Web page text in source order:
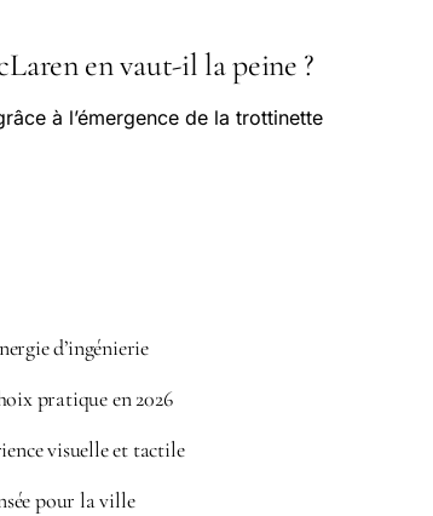
en vaut-il la peine ?
à l’émergence de la trottinette
d’ingénierie
pratique en 2026
visuelle et tactile
pour la ville